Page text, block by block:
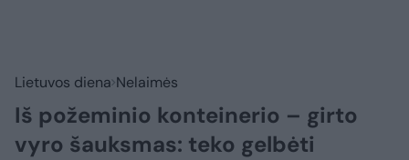
Lietuvos diena Nelaimės
Iš požeminio konteinerio – girto
vyro šauksmas: teko gelbėti